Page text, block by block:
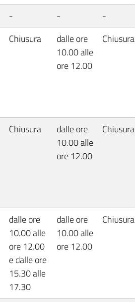
- - -
Chiusura
dalle ore
10.00 alle
ore 12.00
Chiusura
Chiusura
dalle ore
10.00 alle
ore 12.00
Chiusura
dalle ore
10.00 alle
ore 12.00
e dalle ore
15.30 alle
17.30
dalle ore
10.00 alle
ore 12.00
Chiusura